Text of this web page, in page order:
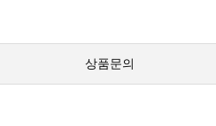
상품문의